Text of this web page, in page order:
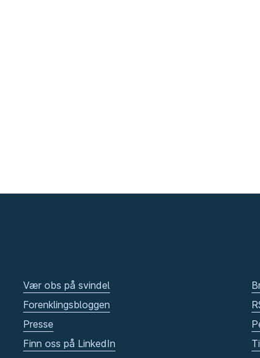
Vær obs på svindel
Forenklingsbloggen
Presse
Finn oss på LinkedIn